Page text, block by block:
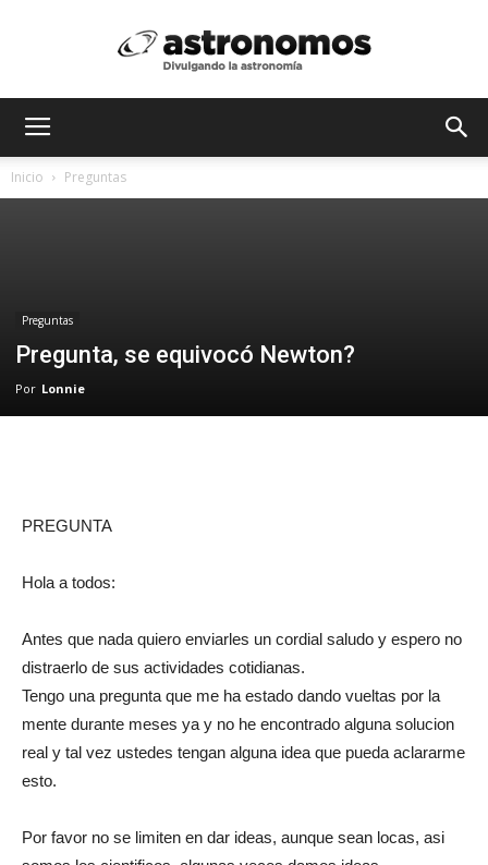
Inicio Preguntas
Preguntas
Pregunta, se equivocó Newton?
Por Lonnie
PREGUNTA
Hola a todos:
Antes que nada quiero enviarles un cordial saludo y espero no
distraerlo de sus actividades cotidianas.
Tengo una pregunta que me ha estado dando vueltas por la
mente durante meses ya y no he encontrado alguna solucion
real y tal vez ustedes tengan alguna idea que pueda aclararme
esto.
Por favor no se limiten en dar ideas, aunque sean locas, asi